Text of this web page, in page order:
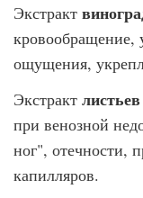
Экстракт
кровообращение,
ощущения,
Экстракт
при венозной
ног", отечности,
капилляров.